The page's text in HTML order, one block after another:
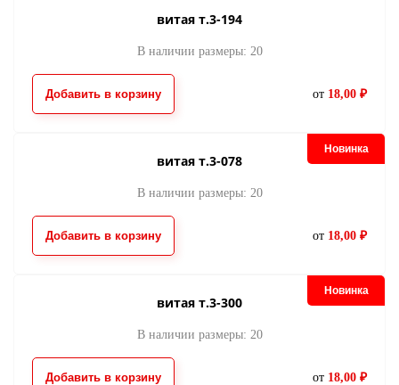
витая т.3-194
В наличии размеры: 20
Добавить в корзину от 18,00 ₽
Новинка
витая т.3-078
В наличии размеры: 20
Добавить в корзину от 18,00 ₽
Новинка
витая т.3-300
В наличии размеры: 20
Добавить в корзину от 18,00 ₽